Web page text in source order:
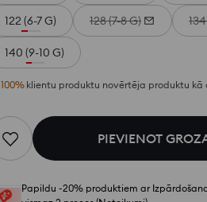
122 (6-7 G) 128 (7-8 G)
140 (9-10 G)
100% klientu produktu novērtēja produktu kā
PIEVIENOT
Papildu -20% produktiem ar